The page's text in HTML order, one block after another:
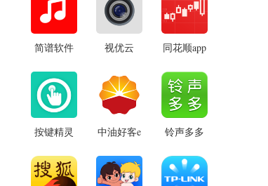
简谱软件
v1.0.66安
卓版
视优云
v2.30.1安
卓版
同花顺app
安卓官方
版
按键精灵
安卓版
中油好客e
安卓官方
版
铃声多多
v8.10.39.0
安卓版